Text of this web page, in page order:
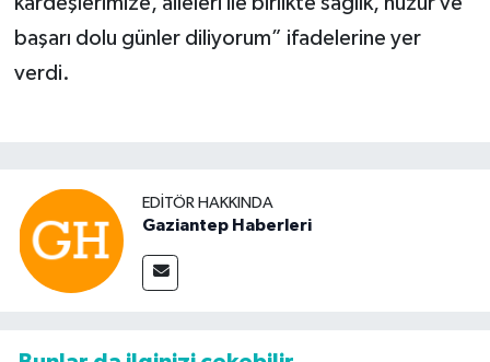
başarı dolu günler diliyorum” ifadelerine yer
verdi.
EDITÖR HAKKINDA
Gaziantep Haberleri